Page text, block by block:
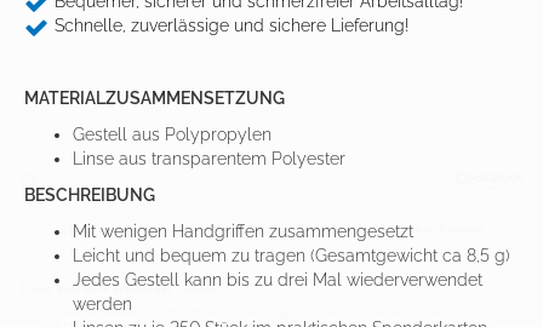
Zustimmung Details Über Cookies
Diese Webseite verwendet Cookies
Wir verwenden Cookies, um Inhalte und Anzeigen zu personalisieren, Funktionen für
Schnelle, zuverlässige und sichere Lieferung!
MATERIALZUSAMMENSETZUNG
Gestell aus Polypropylen
Linse aus transparentem Polyester
BESCHREIBUNG
Mit wenigen Handgriffen zusammengesetzt
Leicht und bequem zu tragen (Gesamtgewicht ca 8,5 g)
Jedes Gestell kann bis zu drei Mal wiederverwendet
werden